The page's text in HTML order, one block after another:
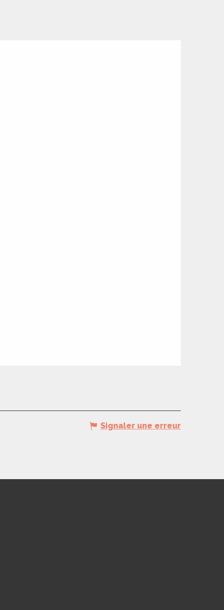
Signaler une erreur